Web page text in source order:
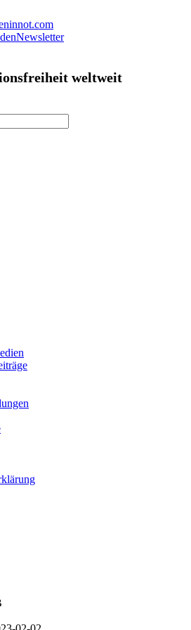
Newsletter
weltweit